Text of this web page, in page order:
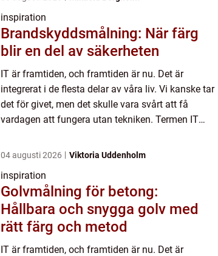
inspiration
Brandskyddsmålning: När färg
blir en del av säkerheten
IT är framtiden, och framtiden är nu. Det är
integrerat i de flesta delar av våra liv. Vi kanske tar
det för givet, men det skulle vara svårt att få
vardagen att fungera utan tekniken. Termen IT
04 augusti 2026 Viktoria Uddenholm
inspiration
Golvmålning för betong:
Hållbara och snygga golv med
rätt färg och metod
IT är framtiden, och framtiden är nu. Det är